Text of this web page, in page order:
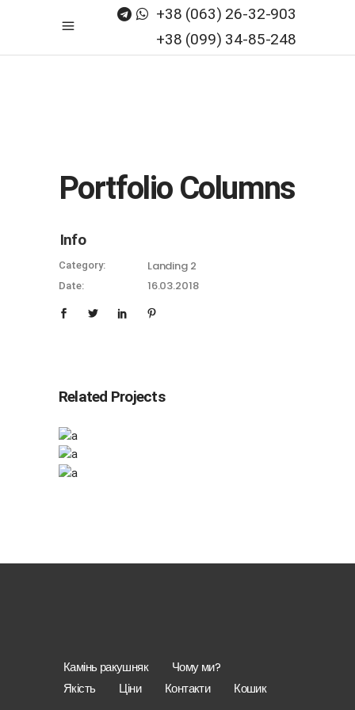
+38 (063) 26-32-903
+38 (099) 34-85-248
Portfolio Columns
Info
Category: Landing 2
Date: 16.03.2018
Related Projects
Камінь ракушняк
Чому ми?
Якість
Ціни Контакти Кошик